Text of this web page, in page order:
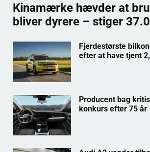
Kinamærke hævder at
bliver dyrere – stiger
Fjerdestørste
efter at have tjent
Producent bag
konkurs efter 75 år